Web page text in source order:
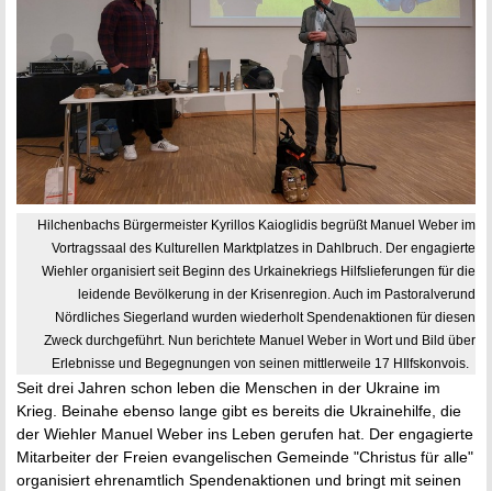
Hilchenbachs Bürgermeister Kyrillos Kaioglidis begrüßt Manuel Weber im
Vortragssaal des Kulturellen Marktplatzes in Dahlbruch. Der engagierte
Wiehler organisiert seit Beginn des Urkainekriegs Hilfslieferungen für die
leidende Bevölkerung in der Krisenregion. Auch im Pastoralverund
Nördliches Siegerland wurden wiederholt Spendenaktionen für diesen
Zweck durchgeführt. Nun berichtete Manuel Weber in Wort und Bild über
Erlebnisse und Begegnungen von seinen mittlerweile 17 HIlfskonvois.
Seit drei Jahren schon leben die Menschen in der Ukraine im
Krieg. Beinahe ebenso lange gibt es bereits die Ukrainehilfe, die
der Wiehler Manuel Weber ins Leben gerufen hat. Der engagierte
Mitarbeiter der Freien evangelischen Gemeinde "Christus für alle"
organisiert ehrenamtlich Spendenaktionen und bringt mit seinen